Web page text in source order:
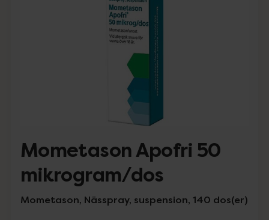
Mometason Apofri 50
mikrogram/dos
Mometason, Nässpray, suspension, 140 dos(er)